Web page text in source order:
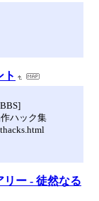
ト
ハック集
リー - 徒然なる